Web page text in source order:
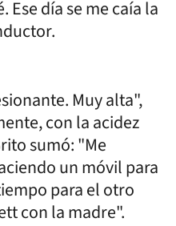
Ese día se me caía la
Muy alta",
con la acidez
sumó: "Me
un móvil para
para el otro
con la madre".